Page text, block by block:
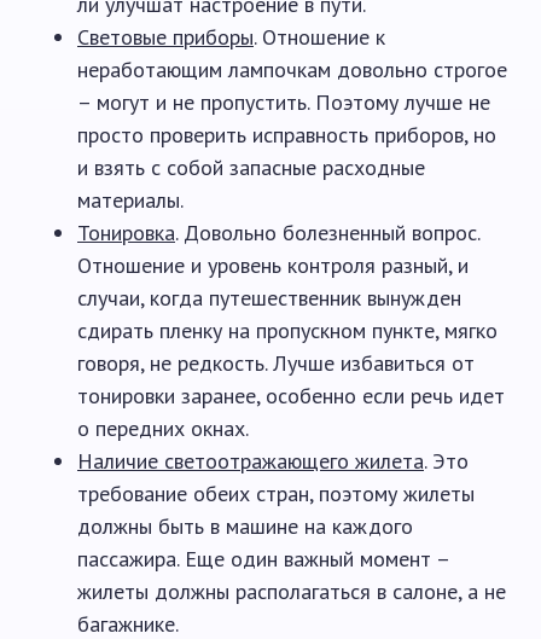
Световые приборы. Отношение к
неработающим лампочкам довольно строгое
– могут и не пропустить. Поэтому лучше не
просто проверить исправность приборов, но
и взять с собой запасные расходные
материалы.
Тонировка. Довольно болезненный вопрос.
Отношение и уровень контроля разный, и
случаи, когда путешественник вынужден
сдирать пленку на пропускном пункте, мягко
говоря, не редкость. Лучше избавиться от
тонировки заранее, особенно если речь идет
о передних окнах.
Наличие светоотражающего жилета. Это
требование обеих стран, поэтому жилеты
должны быть в машине на каждого
пассажира. Еще один важный момент –
жилеты должны располагаться в салоне, а не
багажнике.